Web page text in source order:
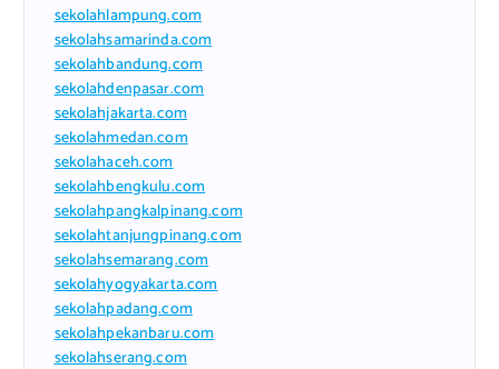
sekolahlampung.com
sekolahsamarinda.com
sekolahbandung.com
sekolahdenpasar.com
sekolahjakarta.com
sekolahmedan.com
sekolahaceh.com
sekolahbengkulu.com
sekolahpangkalpinang.com
sekolahtanjungpinang.com
sekolahsemarang.com
sekolahyogyakarta.com
sekolahpadang.com
sekolahpekanbaru.com
sekolahserang.com